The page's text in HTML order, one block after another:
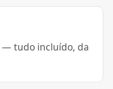
— tudo incluído, da